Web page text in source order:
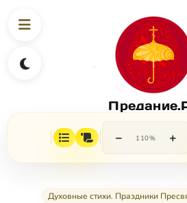
− 110% +
Духовные стихи. Праздники